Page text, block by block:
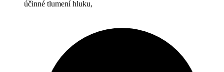
účinné tlumení hluku,